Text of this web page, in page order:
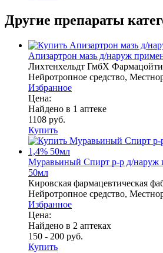
Другие препараты
Апизартрон мазь д/наруж
Лихтенхельдт ГмбХ
Нейротропное средство,
Избранное
Цена:
Найдено в 1 аптеке
1108 руб.
Купить
Муравьиный Спирт р-р д/наруж
50мл
Кировская фармацевтическая
Нейротропное средство,
Избранное
Цена:
Найдено в 2 аптеках
150 - 200 руб.
Купить